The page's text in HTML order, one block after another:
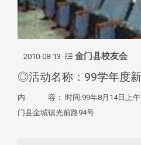
2010-08-13 金门县校友会
◎活动名称：99学年度
内 容： 时间:99年8月14日上午
门县金城镇光前路94号